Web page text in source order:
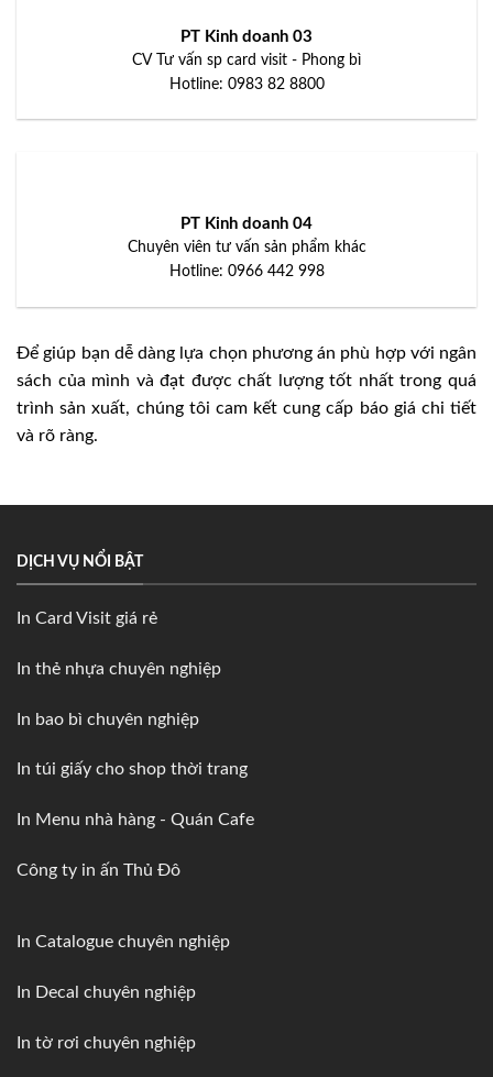
PT Kinh doanh 03
CV Tư vấn sp card visit - Phong bì
Hotline: 0983 82 8800
PT Kinh doanh 04
Chuyên viên tư vấn sản phẩm khác
Hotline: 0966 442 998
Để giúp bạn dễ dàng lựa chọn phương án phù hợp với ngân
sách của mình và đạt được chất lượng tốt nhất trong quá
trình sản xuất, chúng tôi cam kết cung cấp báo giá chi tiết
và rõ ràng.
DỊCH VỤ NỔI BẬT
In Card Visit giá rẻ
In thẻ nhựa chuyên nghiệp
In bao bì chuyên nghiệp
In túi giấy cho shop thời trang
In Menu nhà hàng - Quán Cafe
Công ty in ấn Thủ Đô
In Catalogue chuyên nghiệp
In Decal chuyên nghiệp
In tờ rơi chuyên nghiệp